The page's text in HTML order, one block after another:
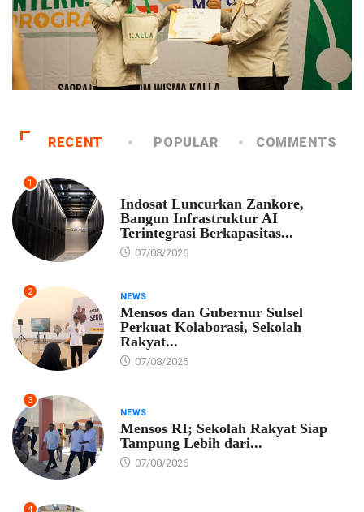
RECENT POPULAR COMMENTS
1
Indosat Luncurkan Zankore,
Bangun Infrastruktur AI
Terintegrasi Berkapasitas...
07/08/2026
2 NEWS
Mensos dan Gubernur Sulsel
Perkuat Kolaborasi, Sekolah
Rakyat...
07/08/2026
3
NEWS
Mensos RI; Sekolah Rakyat Siap
Tampung Lebih dari...
07/08/2026
4